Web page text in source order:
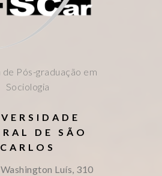
de Pós-graduação em
Sociologia
DE SÃO
CARLOS
Luís, 310